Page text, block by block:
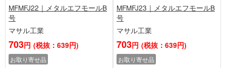
MFMFJ22｜メタルエフモールB
号
マサル工業
703円 (税抜：639円)
お取り寄せ品
MFMFJ23｜メタルエフモールB
号
マサル工業
703円 (税抜：639円)
お取り寄せ品